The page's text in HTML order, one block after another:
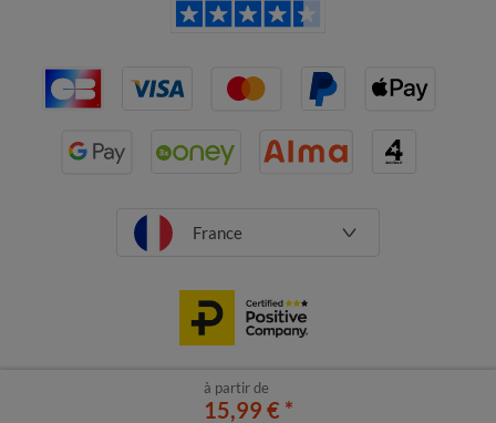
à partir de
15,99 € *
France
Données personnelles